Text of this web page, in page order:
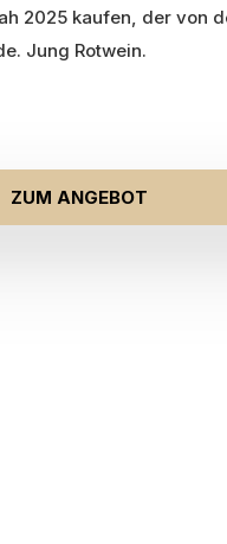
2025 kaufen, der von
Jung Rotwein.
ZUM ANGEBOT